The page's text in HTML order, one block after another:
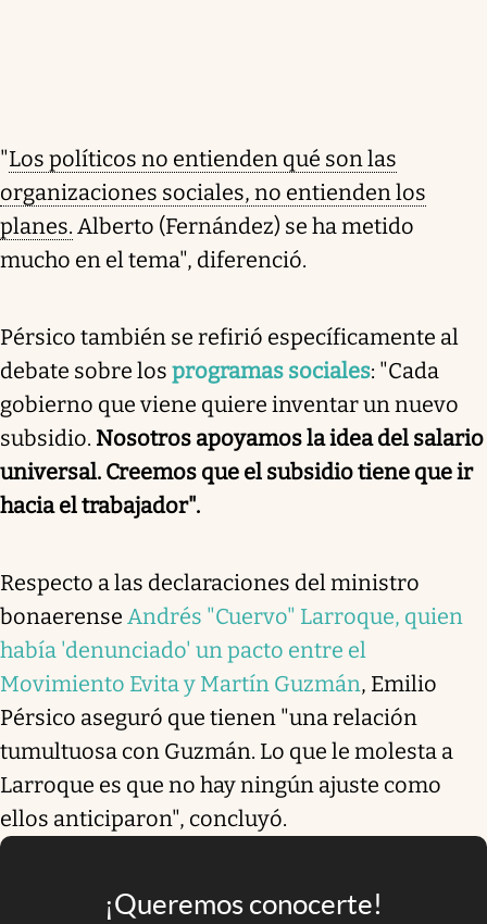
"Los políticos no entienden qué son las
organizaciones sociales, no entienden los
planes. Alberto (Fernández) se ha metido
mucho en el tema", diferenció.
Pérsico también se refirió específicamente al
debate sobre los programas sociales: "Cada
gobierno que viene quiere inventar un nuevo
subsidio. Nosotros apoyamos la idea del salario
universal. Creemos que el subsidio tiene que ir
hacia el trabajador".
Respecto a las declaraciones del ministro
bonaerense Andrés "Cuervo" Larroque, quien
había 'denunciado' un pacto entre el
Movimiento Evita y Martín Guzmán, Emilio
Pérsico aseguró que tienen "una relación
tumultuosa con Guzmán. Lo que le molesta a
Larroque es que no hay ningún ajuste como
ellos anticiparon", concluyó.
¡Queremos conocerte!